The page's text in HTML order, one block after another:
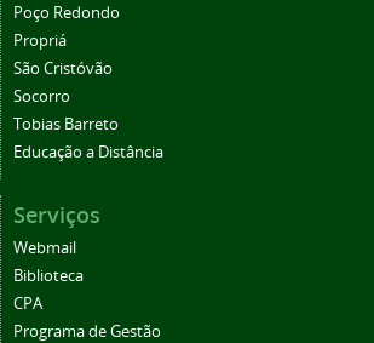
Poço Redondo
Propriá
São Cristóvão
Socorro
Tobias Barreto
Educação a Distância
Serviços
Webmail
Biblioteca
CPA
Programa de Gestão